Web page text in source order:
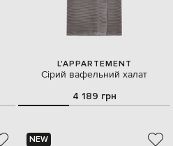
L'APPARTEMENT
Сірий вафельний халат
4 189 грн
NEW